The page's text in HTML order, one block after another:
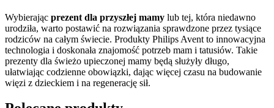
Wybierając prezent dla przyszłej mamy lub tej, która niedawno
urodziła, warto postawić na rozwiązania sprawdzone przez tysiące
rodziców na całym świecie. Produkty Philips Avent to innowacyjna
technologia i doskonała znajomość potrzeb mam i tatusiów. Takie
prezenty dla świeżo upieczonej mamy będą służyły długo,
ułatwiając codzienne obowiązki, dając więcej czasu na budowanie
więzi z dzieckiem i na regenerację sił.